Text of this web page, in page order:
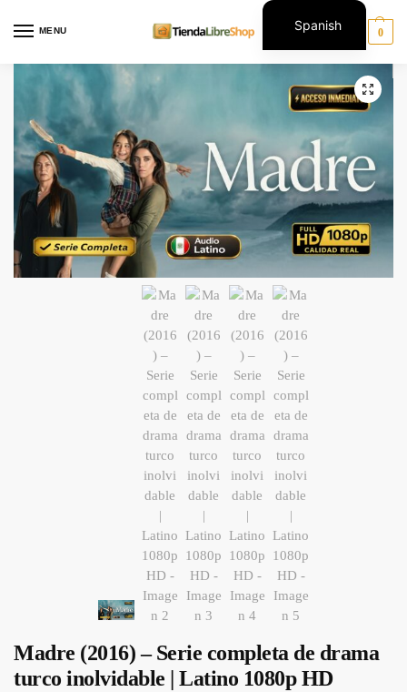
MENU 0
Madre (2016) – Serie completa de drama
turco inolvidable | Latino 1080p HD
Spanish
English